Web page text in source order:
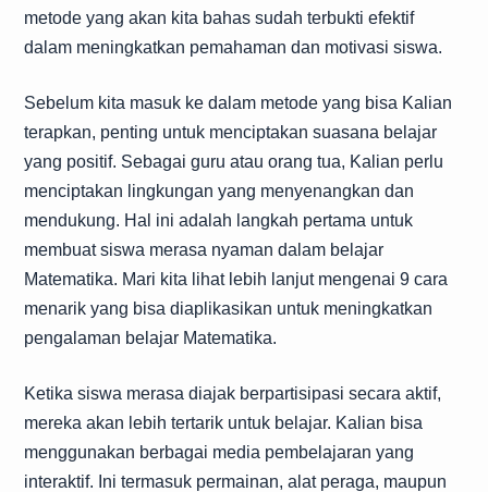
metode yang akan kita bahas sudah terbukti efektif
dalam meningkatkan pemahaman dan motivasi siswa.
Sebelum kita masuk ke dalam metode yang bisa Kalian
terapkan, penting untuk menciptakan suasana belajar
yang positif. Sebagai guru atau orang tua, Kalian perlu
menciptakan lingkungan yang menyenangkan dan
mendukung. Hal ini adalah langkah pertama untuk
membuat siswa merasa nyaman dalam belajar
Matematika. Mari kita lihat lebih lanjut mengenai 9 cara
menarik yang bisa diaplikasikan untuk meningkatkan
pengalaman belajar Matematika.
Ketika siswa merasa diajak berpartisipasi secara aktif,
mereka akan lebih tertarik untuk belajar. Kalian bisa
menggunakan berbagai media pembelajaran yang
interaktif. Ini termasuk permainan, alat peraga, maupun